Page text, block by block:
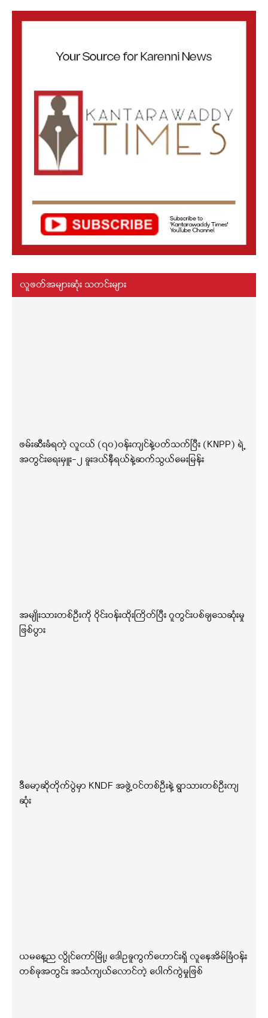
လူဖတ်အများဆုံး သတင်းများ
ဖမ်းဆီးခံရတဲ့ လူငယ် (၇၀)ဝန်းကျင်နဲ့ပတ်သက်ပြီး (KNPP) ရဲ့
အတွင်းရေးမှူး-၂ ခူးဒယ်နီရယ်နဲ့ဆက်သွယ်မေးမြန်း
အမျိုးသားတစ်ဦးကို ဝိုင်းဝန်းထိုးကြိတ်ပြီး ဂူတွင်းပစ်ချသေဆုံးမှု
ဖြစ်ပွား
ဒီမော့ဆိုတိုက်ပွဲမှာ KNDF အဖွဲ့ဝင်တစ်ဦးနဲ့ ရွာသားတစ်ဦးကျ
ဆုံး
ယမနေ့ည လွိုင်ကော်မြို့၊ ဒေါဥခူကွက်ဟောင်းရှိ လူနေအိမ်ခြံဝန်း
တစ်ခုအတွင်း အသံကျယ်လောင်တဲ့ ပေါက်ကွဲမှုဖြစ်